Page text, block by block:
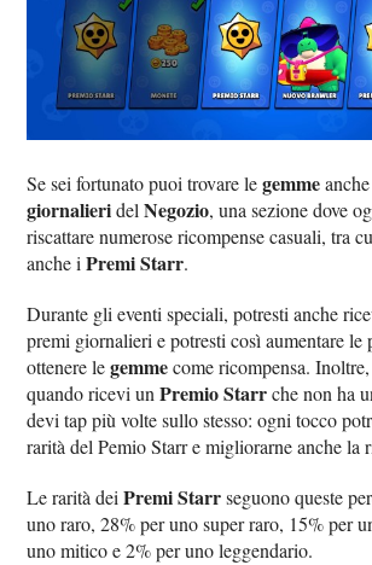
Se sei fortunato puoi trovare legemme
giornalieridelNegozio, una sezione dove
riscattare numerose ricompense casuali, tra
anche iPremi Starr.
Durante gli eventi speciali, potresti anche
premi giornalieri e potresti così aumentare le
ottenere legemmecome ricompensa.
quando ricevi unPremio Starrche non ha
devi tap più volte sullo stesso: ogni tocco
rarità del Pemio Starr e migliorarne anche la
Le rarità deiPremi Starrseguono queste
uno raro, 28% per uno super raro, 15% per
uno mitico e 2% per uno leggendario.